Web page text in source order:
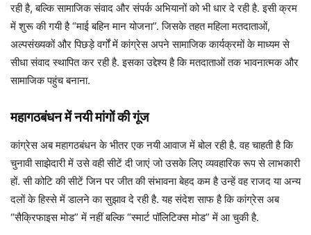
रही है, बल्कि सामाजिक संवाद और संपर्क अभियानों को भी धार दे रही है. इसी क्रम
में शुरू की गयी है “माई बहिन मान योजना”. जिसके तहत महिला मतदाताओं,
अल्पसंख्यकों और पिछड़े वर्गों में कांग्रेस अपने सामाजिक कार्यक्रमों के माध्यम से
सीधा संवाद स्थापित कर रही है. इसका उद्देश्य है कि मतदाताओं तक भावनात्मक और
सामाजिक पहुंच बनाना.
महागठबंधन में नयी मांगों की गूंज
कांग्रेस अब महागठबंधन के भीतर एक नयी आवाज में बोल रही है. वह चाहती है कि
चुनावी साझेदारी में उसे वही सीटें दी जाएं जो उसके लिए व्यवहारिक रूप से लाभकारी
हों. सी कोटि की सीटें जिन पर जीत की संभावना बेहद कम है उन्हें वह राजद या अन्य
दलों के हिस्से में डालने का सुझाव दे रही है. यह संदेश साफ है कि कांग्रेस अब
“सैक्रिफाइस मोड” में नहीं बल्कि “स्मार्ट पॉलिटिक्स मोड” में आ चुकी है.